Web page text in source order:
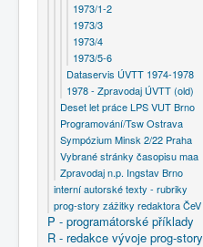
1973/1-2
1973/3
1973/4
1973/5-6
Dataservis ÚVTT 1974-1978
1978 - Zpravodaj ÚVTT (old)
Deset let práce LPS VUT Brno
Programování/Tsw Ostrava
Sympózium Minsk 2/22 Praha
Vybrané stránky časopisu maa
Zpravodaj n.p. Ingstav Brno
interní autorské texty - rubriky
prog-story zážitky redaktora ČeV
P - programátorské příklady
R - redakce vývoje prog-story